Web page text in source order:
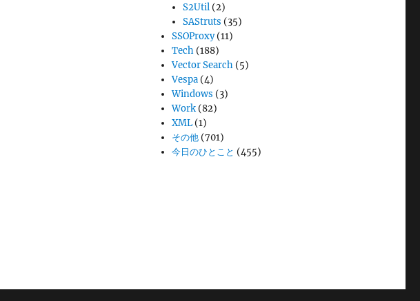
S2Util (2)
SAStruts (35)
SSOProxy(11)
Tech (188)
Vector Search (5)
Vespa (4)
Windows (3)
Work (82)
XML (1)
その他 (701)
今日のひとこと (455)